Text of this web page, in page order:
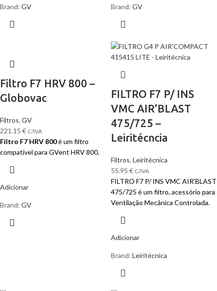
Brand: GV Brand: GV
Filtro F7 HRV 800 –
Globovac
Filtros, GV
221.15 € C/IVA
Filtro F7 HRV 800é um filtro
compatível para GVent HRV 800.
Adicionar
Brand: GV
FILTRO F7 P/ INS
VMC AIR’BLAST
475/725 –
Leiritécncia
Filtros, Leiritécnica
55.95 € C/IVA
FILTRO F7 P/ INS VMC AIR'BLAST
475/725 é um filtro, acessório para
Ventilação Mecânica Controlada.
Adicionar
Brand: Leiritécnica